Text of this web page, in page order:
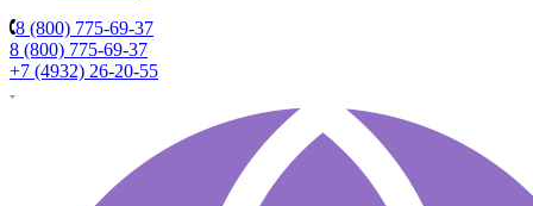
8 (800) 775-69-37
8 (800) 775-69-37
+7 (4932) 26-20-55